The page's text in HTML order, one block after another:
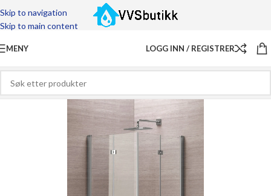
Skip to navigation
Skip to main content
MENY LOGG INN / REGISTRER